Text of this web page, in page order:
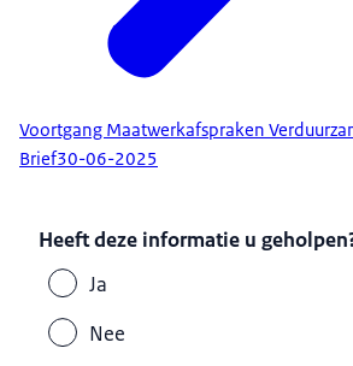
Voortgang Maatwerkafspraken
Brief30-06-2025
Heeft deze informatie u
Ja
Nee